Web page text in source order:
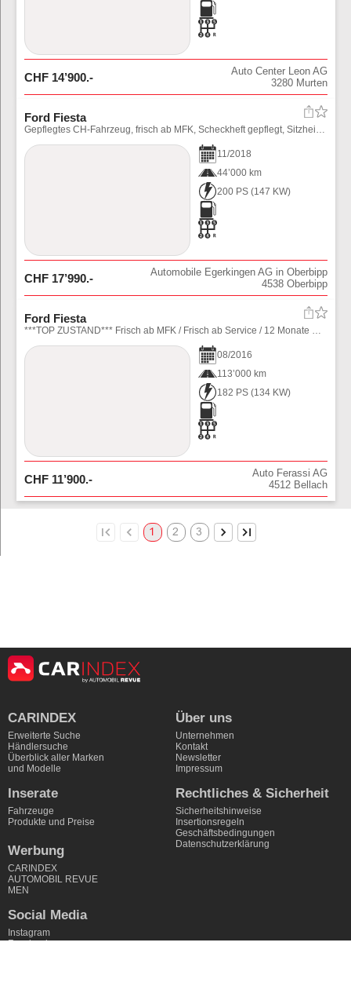
CHF 14’900.-
Auto Center Leon AG
3280 Murten
Ford Fiesta
Gepflegtes CH-Fahrzeug, frisch ab MFK, Scheckheft gepflegt, Sitzheizung, Park Distance Control, Driver Assistance uvm.
11/2018
44’000 km
200 PS (147 KW)
CHF 17’990.-
Automobile Egerkingen AG in Oberbipp
4538 Oberbipp
Ford Fiesta
***TOP ZUSTAND*** Frisch ab MFK / Frisch ab Service / 12 Monate Garantie / Nichtraucher.
08/2016
113’000 km
182 PS (134 KW)
CHF 11’900.-
Auto Ferassi AG
4512 Bellach
1 2 3
CARINDEX
Erweiterte Suche
Händlersuche
Überblick aller Marken
und Modelle
Über uns
Unternehmen
Kontakt
Newsletter
Impressum
Inserate
Fahrzeuge
Produkte und Preise
Werbung
CARINDEX
AUTOMOBIL REVUE
MEN
Rechtliches & Sicherheit
Sicherheitshinweise
Insertionsregeln
Geschäftsbedingungen
Datenschutzerklärung
Social Media
Instagram
Facebook